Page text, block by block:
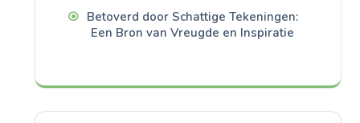
Betoverd door Schattige Tekeningen:
Een Bron van Vreugde en Inspiratie